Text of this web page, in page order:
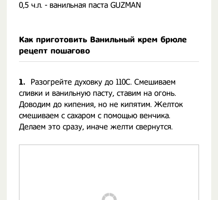
0,5 ч.л. - ванильная паста GUZMAN
Как приготовить Ванильный крем брюле
рецепт пошагово
1.
Разогрейте духовку до 110С. Смешиваем
сливки и ванильную пасту, ставим на огонь.
Доводим до кипения, но не кипятим. Желток
смешиваем с сахаром с помощью венчика.
Делаем это сразу, иначе желти свернутся.